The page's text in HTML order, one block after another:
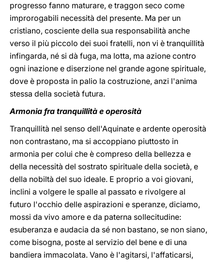
progresso fanno maturare, e traggon seco come
improrogabili necessità del presente. Ma per un
cristiano, cosciente della sua responsabilità anche
verso il più piccolo dei suoi fratelli, non vi è tranquillità
infingarda, né si dà fuga, ma lotta, ma azione contro
ogni inazione e diserzione nel grande agone spirituale,
dove è proposta in palio la costruzione, anzi l'anima
stessa della società futura.
Armonia fra tranquillità e operosità
Tranquillità nel senso dell'Aquinate e ardente operosità
non contrastano, ma si accoppiano piuttosto in
armonia per colui che è compreso della bellezza e
della necessità del sostrato spirituale della società, e
della nobiltà del suo ideale. E proprio a voi giovani,
inclini a volgere le spalle al passato e rivolgere al
futuro l'occhio delle aspirazioni e speranze, diciamo,
mossi da vivo amore e da paterna sollecitudine:
esuberanza e audacia da sé non bastano, se non siano,
come bisogna, poste al servizio del bene e di una
bandiera immacolata. Vano è l'agitarsi, l'affaticarsi,